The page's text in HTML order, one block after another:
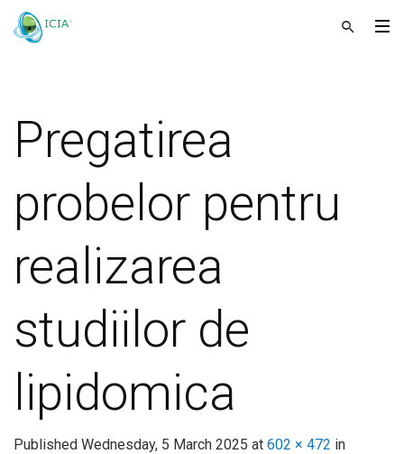
Pregatirea
probelor pentru
realizarea
studiilor de
lipidomica
Published Wednesday, 5 March 2025 at 602 × 472 in